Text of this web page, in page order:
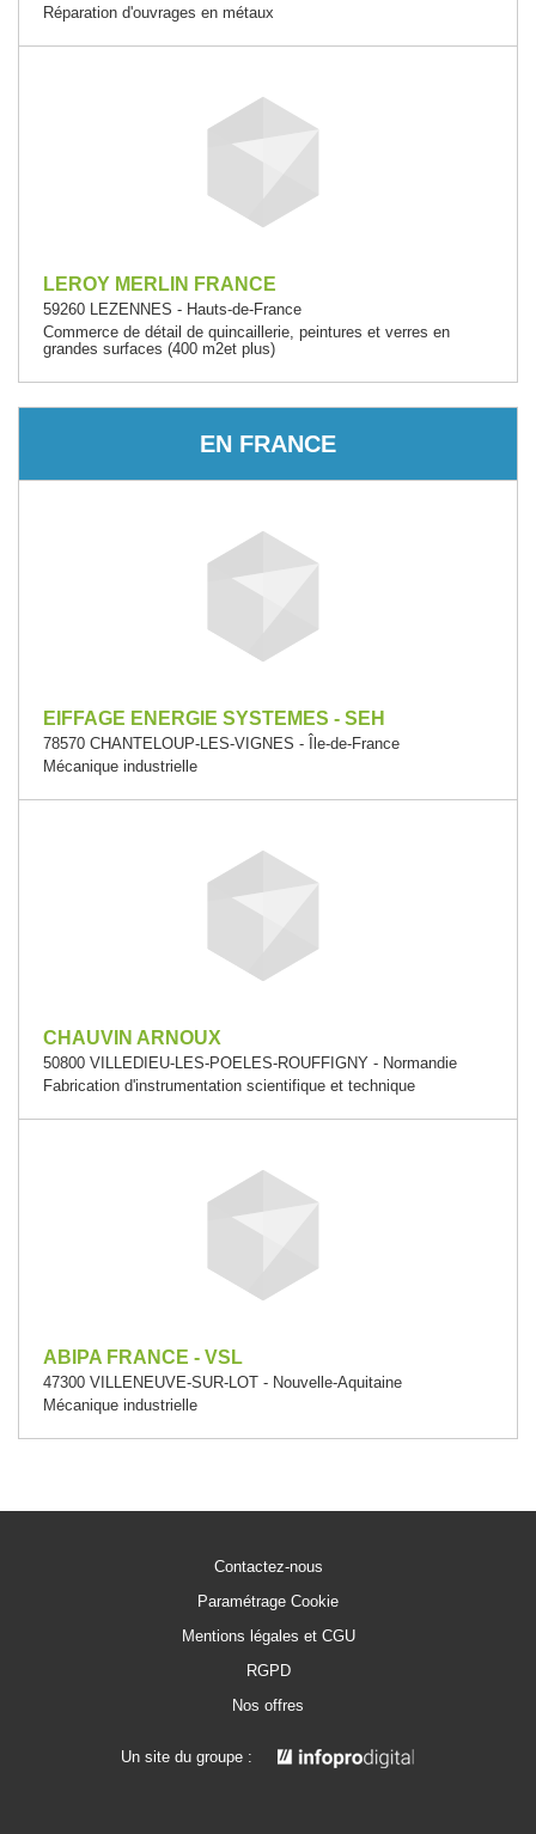
Réparation d'ouvrages en métaux
LEROY MERLIN FRANCE
59260 LEZENNES - Hauts-de-France
Commerce de détail de quincaillerie, peintures et verres en
grandes surfaces (400 m2et plus)
EN FRANCE
EIFFAGE ENERGIE SYSTEMES - SEH
78570 CHANTELOUP-LES-VIGNES - Île-de-France
Mécanique industrielle
CHAUVIN ARNOUX
50800 VILLEDIEU-LES-POELES-ROUFFIGNY - Normandie
Fabrication d'instrumentation scientifique et technique
ABIPA FRANCE - VSL
47300 VILLENEUVE-SUR-LOT - Nouvelle-Aquitaine
Mécanique industrielle
Contactez-nous
Paramétrage Cookie
Mentions légales et CGU
RGPD
Nos offres
Un site du groupe :